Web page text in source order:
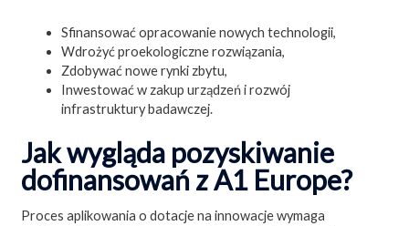
Sfinansować opracowanie nowych technologii,
Wdrożyć proekologiczne rozwiązania,
Zdobywać nowe rynki zbytu,
Inwestować w zakup urządzeń i rozwój
infrastruktury badawczej.
Jak wygląda pozyskiwanie
dofinansowań z A1 Europe?
Proces aplikowania o dotacje na innowacje wymaga